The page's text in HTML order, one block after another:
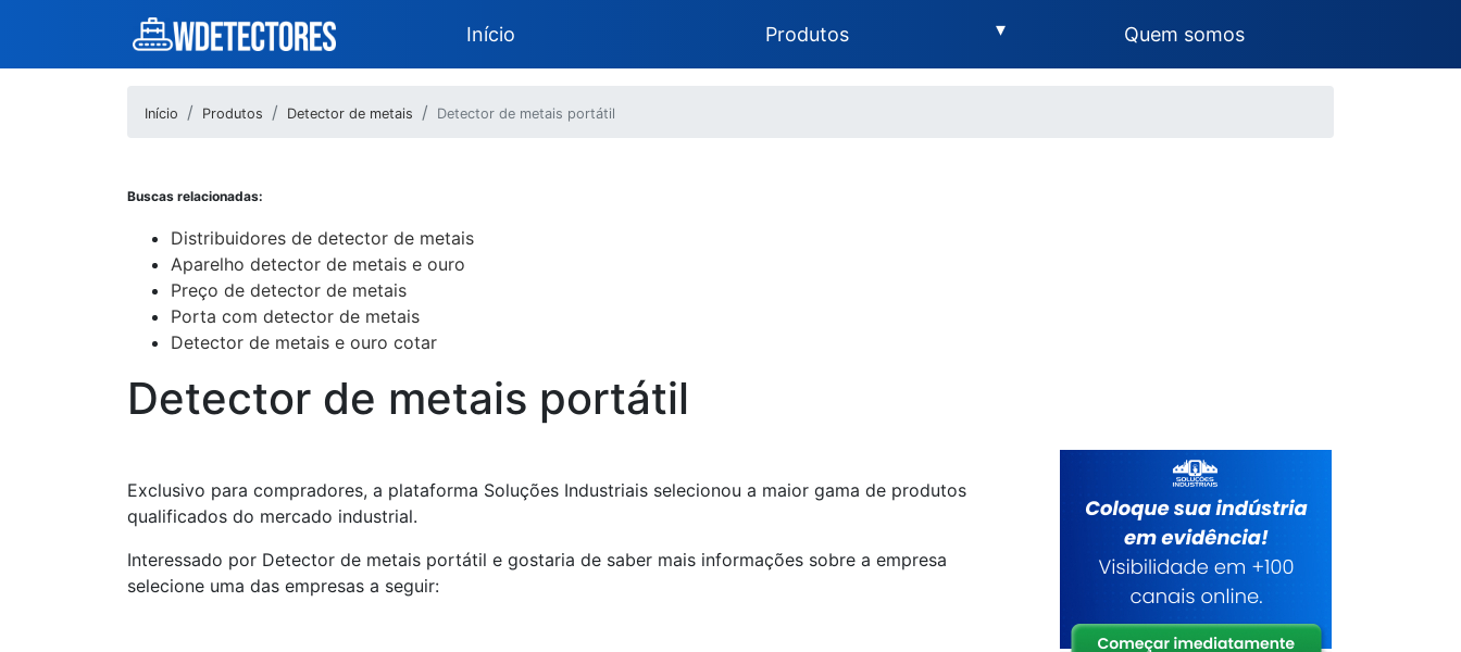
Início Produtos ▾ Quem somos
Início Produtos Detector de metais Detector de metais portátil
Buscas relacionadas:
Distribuidores de detector de metais
Aparelho detector de metais e ouro
Preço de detector de metais
Porta com detector de metais
Detector de metais e ouro cotar
Detector de metais portátil
Exclusivo para compradores, a plataforma Soluções Industriais selecionou a maior gama de produtos
qualificados do mercado industrial.
Interessado por Detector de metais portátil e gostaria de saber mais informações sobre a empresa
selecione uma das empresas a seguir: